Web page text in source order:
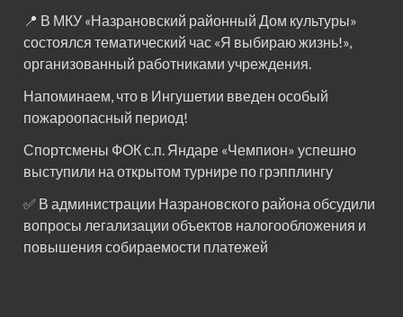
📍 В МКУ «Назрановский районный Дом культуры»
состоялся тематический час «Я выбираю жизнь!»,
организованный работниками учреждения.
Напоминаем, что в Ингушетии введен особый
пожароопасный период!⁣⁣⠀
Спортсмены ФОК с.п. Яндаре «Чемпион» успешно
выступили на открытом турнире по грэпплингу
✅ В администрации Назрановского района обсудили
вопросы легализации объектов налогообложения и
повышения собираемости платежей